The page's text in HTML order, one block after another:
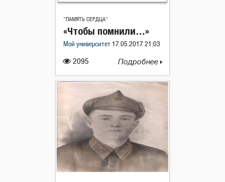
"ПАМЯТЬ СЕРДЦА"
2095
«Чтобы помнили…»
Мой университет 17.05.2017 21:03
Подробнее